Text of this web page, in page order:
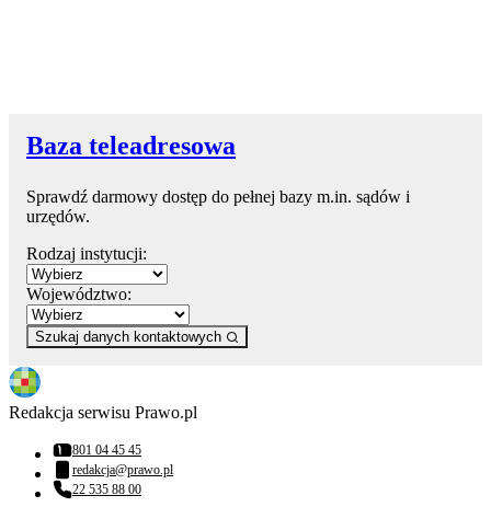
Baza teleadresowa
Sprawdź darmowy dostęp do pełnej bazy m.in. sądów i
urzędów.
Rodzaj instytucji:
Województwo:
Szukaj danych kontaktowych
Redakcja serwisu Prawo.pl
Numer telefonu:
801 04 45 45
Adres email:
redakcja@prawo.pl
Numer telefonu:
22 535 88 00